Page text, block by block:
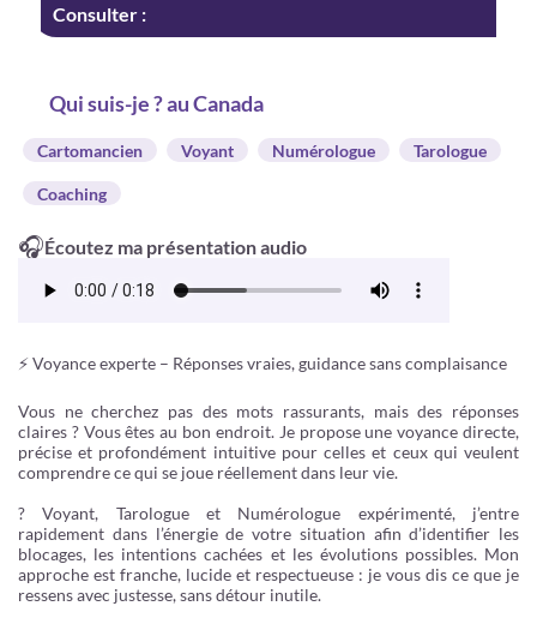
Consulter :
Qui suis-je ? au Canada
Cartomancien Voyant Numérologue Tarologue
Coaching
🎧Écoutez ma présentation audio
⚡️ Voyance experte – Réponses vraies, guidance sans complaisance
Vous ne cherchez pas des mots rassurants, mais des réponses
claires ? Vous êtes au bon endroit. Je propose une voyance directe,
précise et profondément intuitive pour celles et ceux qui veulent
comprendre ce qui se joue réellement dans leur vie.
? Voyant, Tarologue et Numérologue expérimenté, j’entre
rapidement dans l’énergie de votre situation afin d’identifier les
blocages, les intentions cachées et les évolutions possibles. Mon
approche est franche, lucide et respectueuse : je vous dis ce que je
ressens avec justesse, sans détour inutile.